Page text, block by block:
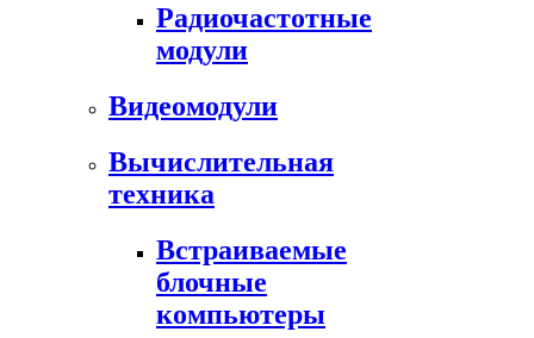
Радиочастотные
модули
Видеомодули
Вычислительная
техника
Встраиваемые
блочные
компьютеры